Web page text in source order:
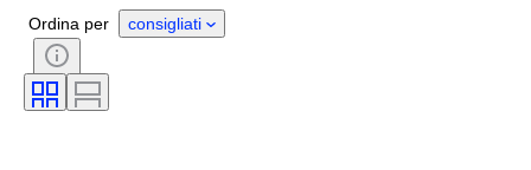
Soggetto
Valuta
Tipo di moneta
Ordina per consigliati